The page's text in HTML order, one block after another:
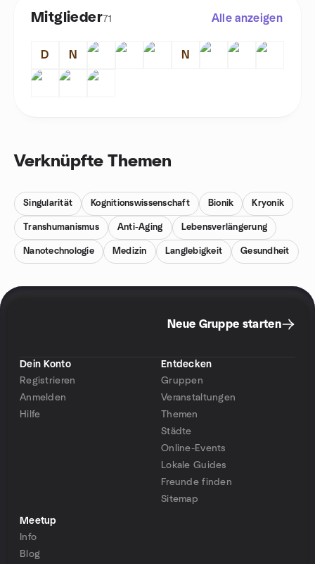
Mitglieder71 Alle anzeigen
D N N
Verknüpfte Themen
Singularität Kognitionswissenschaft Bionik Kryonik
Transhumanismus Anti-Aging Lebensverlängerung
Nanotechnologie Medizin Langlebigkeit Gesundheit
Neue Gruppe starten
Dein Konto
Registrieren
Anmelden
Hilfe
Entdecken
Gruppen
Veranstaltungen
Themen
Städte
Online-Events
Lokale Guides
Freunde finden
Sitemap
Meetup
Info
Blog